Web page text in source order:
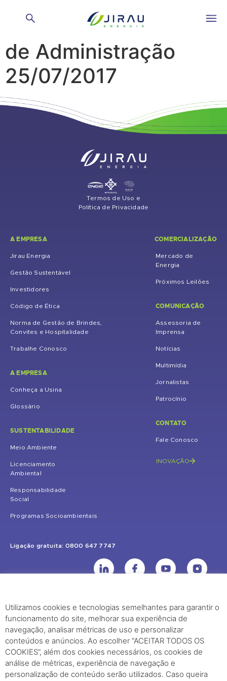
Reunião do Conselho
de Administração
25/07/2017
Termos de Uso e
Política de Privacidade
A EMPRESA
Jirau Energia
Gestão Sustentável
Investidores
Código de Ética
Norma de Gestão de Brindes,
Convites e Hospitalidade
Trabalhe Conosco
A EMPRESA
Conheça a Usina
Glossário
SUSTENTABILIDADE
Meio Ambiente
Licenciamento
Ambiental
Responsabilidade
Social
Programas Socioambientais
COMERCIALIZAÇÃO
Mercado de
Energia
Próximos Leilões
COMUNICAÇÃO
Assessoria de
Imprensa
Notícias
Multimídia
Jornalistas
Patrocínio
CONTATO
Fale Conosco
INOVAÇÃO
Ligação gratuita: 0800 647 7747
UHE Jirau
Rodovia BR-364, KM 824 S/Nº - Distrito de Jaci Paraná – Porto Velho
(RO) – CEP: 76840-000 – Telefone: (69) 2182.8600
Utilizamos cookies e tecnologias semelhantes para garantir o
funcionamento do site, melhorar sua experiência de
navegação, analisar métricas de uso e personalizar
conteúdos e anúncios. Ao escolher “ACEITAR TODOS OS
COOKIES”, além dos cookies necessários, os cookies de
análise de métricas, experiência de navegação e
personalização de conteúdo serão utilizados. Caso queira